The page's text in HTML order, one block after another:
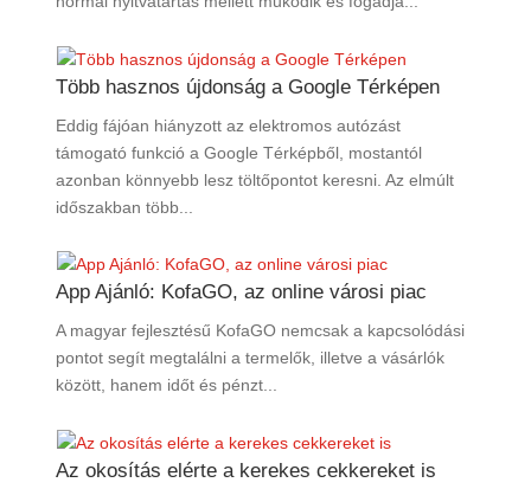
Több hasznos újdonság a Google Térképen
Eddig fájóan hiányzott az elektromos autózást
támogató funkció a Google Térképből, mostantól
azonban könnyebb lesz töltőpontot keresni. Az elmúlt
időszakban több...
App Ajánló: KofaGO, az online városi piac
A magyar fejlesztésű KofaGO nemcsak a kapcsolódási
pontot segít megtalálni a termelők, illetve a vásárlók
között, hanem időt és pénzt...
Az okosítás elérte a kerekes cekkereket is